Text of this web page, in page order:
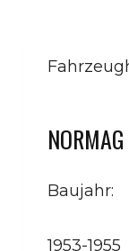
Baujahr:
1953-1955